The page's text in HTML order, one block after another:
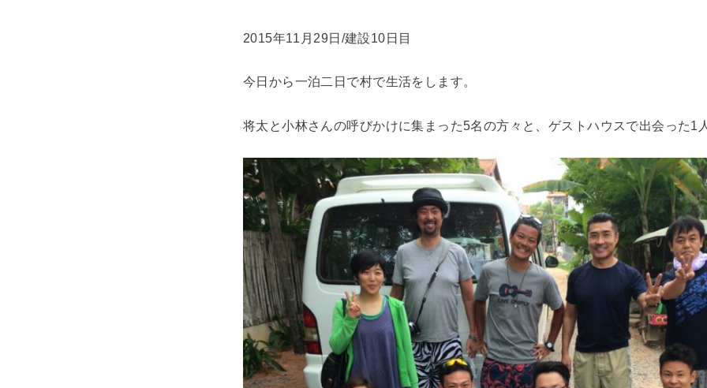
2015年11月29日/建設10日目
今日から一泊二日で村で生活をします。
将太と小林さんの呼びかけに集まった5名の方々と、ゲストハウスで出会った1